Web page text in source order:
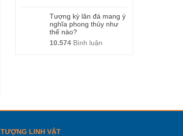
Tượng kỳ lân đá mang ý
nghĩa phong thủy như
thế nào?
10.574 Bình luận
TƯỢNG LINH VẬT